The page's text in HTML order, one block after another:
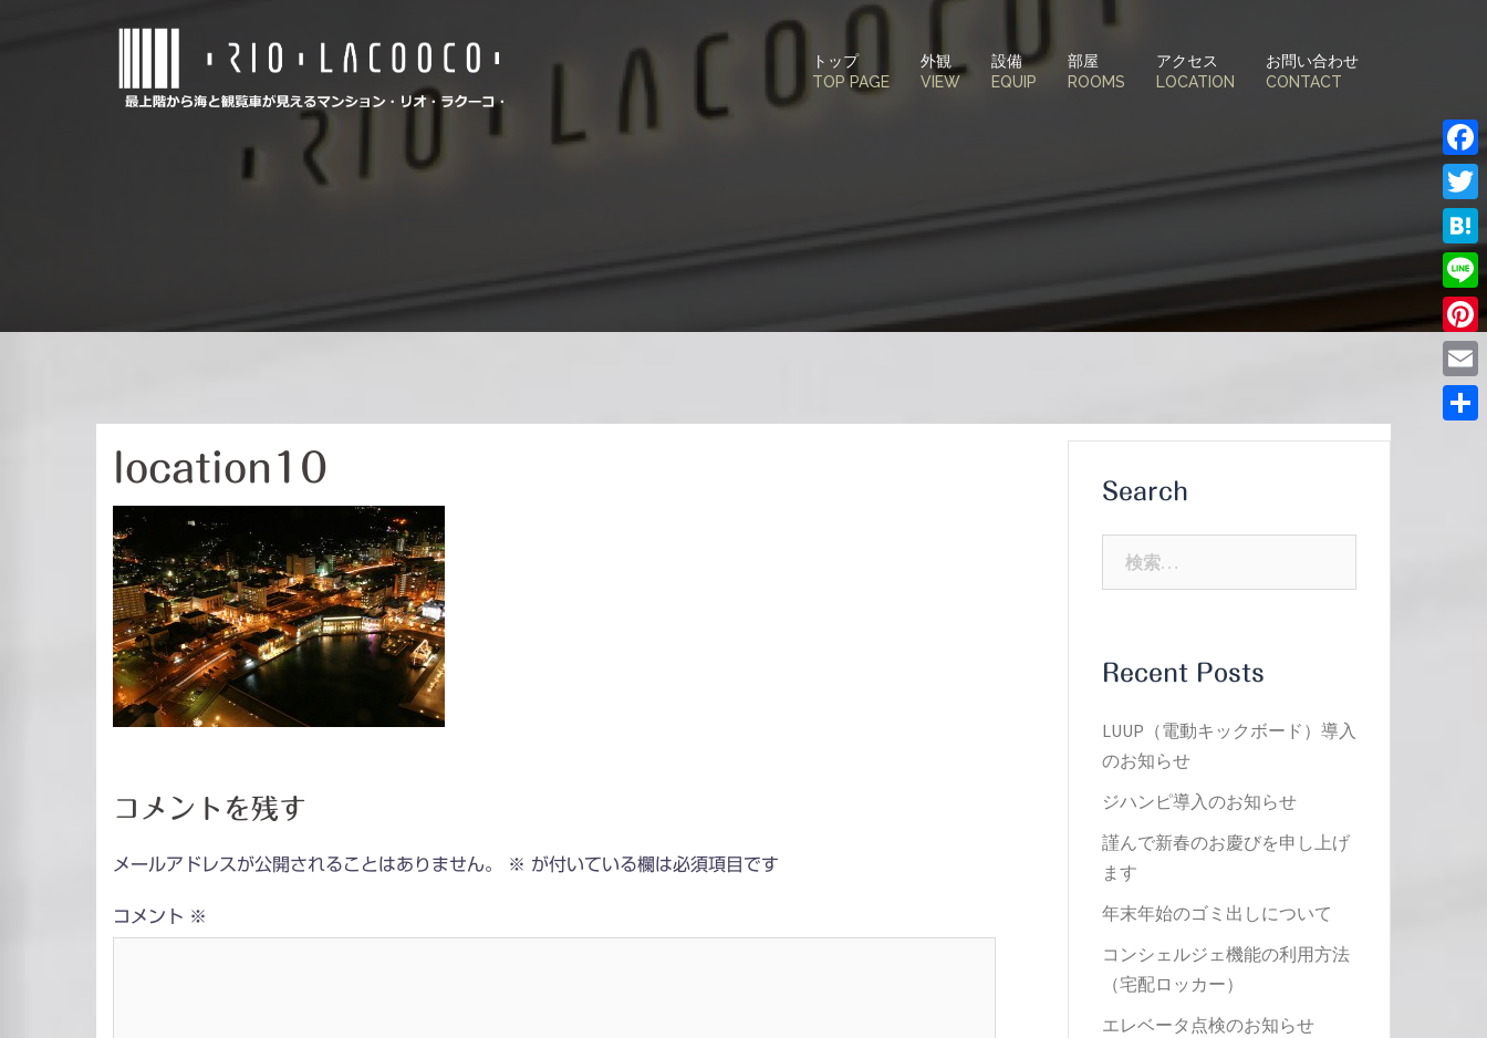
トップ
TOP PAGE
外観
VIEW
設備
EQUIP
部屋
ROOMS
アクセス
LOCATION
お問い合わせ
CONTACT
location10
コメントを残す
メールアドレスが公開されることはありません。 ※ が付いている欄は必須項目です
コメント ※
Search
Recent Posts
LUUP（電動キックボード）導入
のお知らせ
ジハンピ導入のお知らせ
謹んで新春のお慶びを申し上げ
ます
年末年始のゴミ出しについて
コンシェルジェ機能の利用方法
（宅配ロッカー）
エレベータ点検のお知らせ
Line
Email